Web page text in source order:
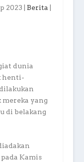
2023 Berita
dunia
henti-
mereka yang
di belakang
Kamis